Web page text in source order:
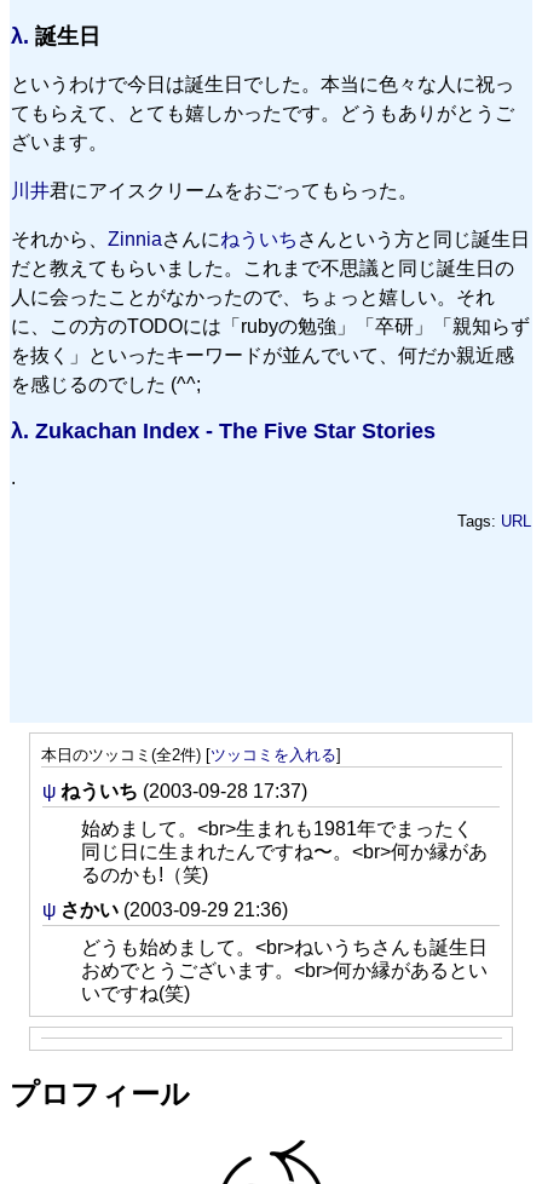
λ. 誕生日
というわけで今日は誕生日でした。本当に色々な人に祝っ
てもらえて、とても嬉しかったです。どうもありがとうご
ざいます。
川井君にアイスクリームをおごってもらった。
それから、 Zinniaさんにねういち さんという方と同じ誕生日
だと教えてもらいました。これまで不思議と同じ誕生日の
人に会ったことがなかったので、ちょっと嬉しい。それ
に、この方のTODOには「rubyの勉強」「卒研」「親知らず
を抜く」といったキーワードが並んでいて、何だか親近感
を感じるのでした (^^;
λ. Zukachan Index - The Five Star Stories
.
Tags: URL
本日のツッコミ(全2件) [ツッコミを入れる]
ψ ねういち (2003-09-28 17:37)
始めまして。<br>生まれも1981年でまったく
同じ日に生まれたんですね〜。<br>何か縁があ
るのかも!（笑)
ψ さかい (2003-09-29 21:36)
どうも始めまして。<br>ねいうちさんも誕生日
おめでとうございます。<br>何か縁があるとい
いですね(笑)
プロフィール